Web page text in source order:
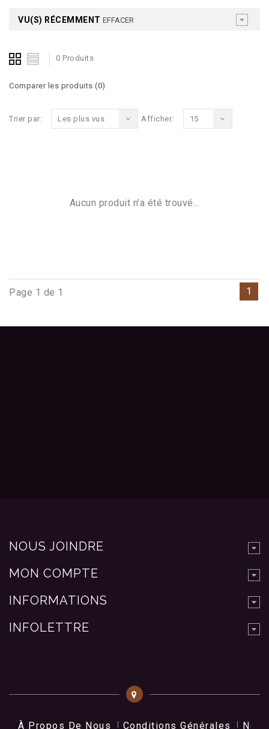
VU(S) RÉCEMMENT EFFACER
0 Produits
Comparer les produits (0)
Trier par: Les plus vus Afficher: 15
Aucun produit n'a été trouvé...
Page 1 de 1 1
NOUS JOINDRE
MON COMPTE
INFORMATIONS
INFOLETTRE
À Propos De Nous Conditions Générales Nos